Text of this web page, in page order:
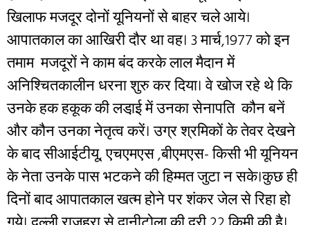
खिलाफ मजदूर दोनों यूनियनों से बाहर चले आये।
आपातकाल का आखिरी दौर था वह। 3 मार्च,1977 को इन
तमाम मजदूरों ने काम बंद करके लाल मैदान में
अनिश्चितकालीन धरना शुरु कर दिया। वे खोज रहे थे कि
उनके हक हकूक की लडा़ई में उनका सेनापति कौन बनें
और कौन उनका नेतृत्व करें। उग्र श्रमिकों के तेवर देखने
के बाद सीआईटीयू, एचएमएस ,बीएमएस- किसी भी यूनियन
के नेता उनके पास भटकने की हिम्मत जुटा न सके।कुछ ही
दिनों बाद आपातकाल खत्म होने पर शंकर जेल से रिहा हो